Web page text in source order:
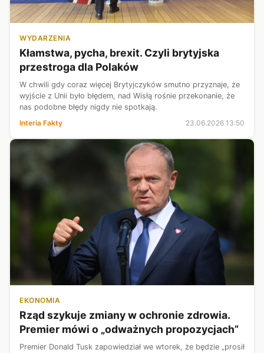
WYDARZENIA
Kłamstwa, pycha, brexit. Czyli brytyjska
przestroga dla Polaków
W chwili gdy coraz więcej Brytyjczyków smutno przyznaje, że
wyjście z Unii było błędem, nad Wisłą rośnie przekonanie, że
nas podobne błędy nigdy nie spotkają.
Interia Fakty
23.06.2026 13:50
EKONOMIA
Rząd szykuje zmiany w ochronie zdrowia.
Premier mówi o „odważnych propozycjach”
Premier Donald Tusk zapowiedział we wtorek, że będzie „prosił